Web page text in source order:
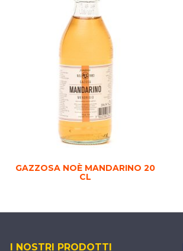
GAZZOSA NOÈ MANDARINO 20
CL
I NOSTRI PRODOTTI